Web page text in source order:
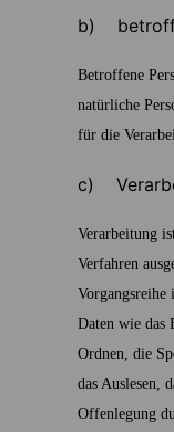
b)
Betroffene
natürliche
für die
c)
Verarbeitung
Verfahren
Vorgangsreihe
Daten wie das
Ordnen, die
das Auslesen,
Offenlegung